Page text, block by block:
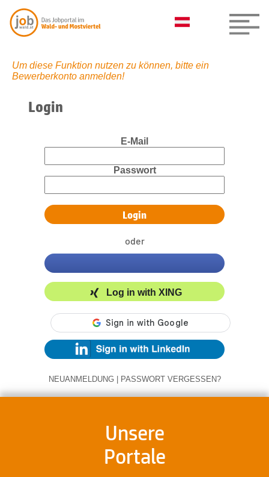
Um diese Funktion nutzen zu können, bitte ein
Bewerberkonto anmelden!
Login
E-Mail
Passwort
oder
Log in with XING
NEUANMELDUNG | PASSWORT VERGESSEN?
Unsere
Portale